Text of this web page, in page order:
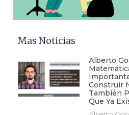
Mas Noticias
Alberto
Construir
También
Que Ya